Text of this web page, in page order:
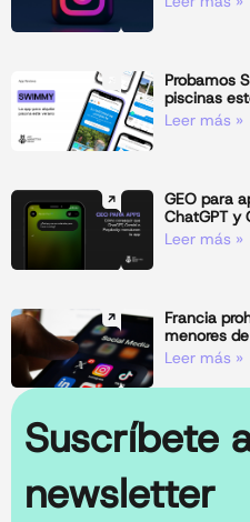
Probamos
piscinas
Leer más »
GEO para
ChatGPT y
Leer más »
Francia
menores
Leer más »
Suscríbete
newsletter